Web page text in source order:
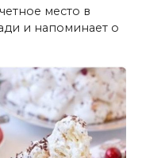
место в
и напоминает о